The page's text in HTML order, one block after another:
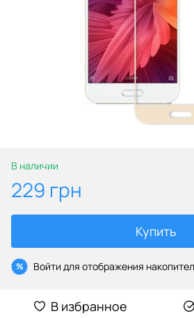
В наличии
229 грн
Купить
% Войти для отображения
В избранное